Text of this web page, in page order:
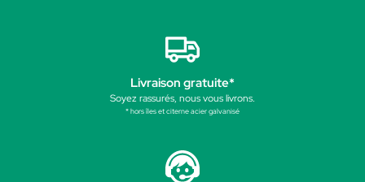
Livraison gratuite*
Soyez rassurés, nous vous livrons.
* hors îles et citerne acier galvanisé